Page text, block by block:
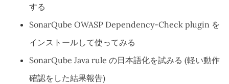
する
SonarQube OWASP Dependency-Check plugin を
インストールして使ってみる
SonarQube Java rule の日本語化を試みる (軽い動作
確認をした結果報告)